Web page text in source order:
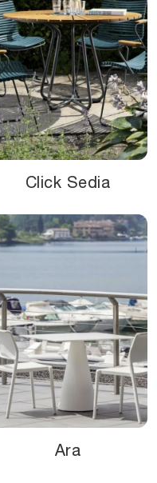
Click Sedia
Ara